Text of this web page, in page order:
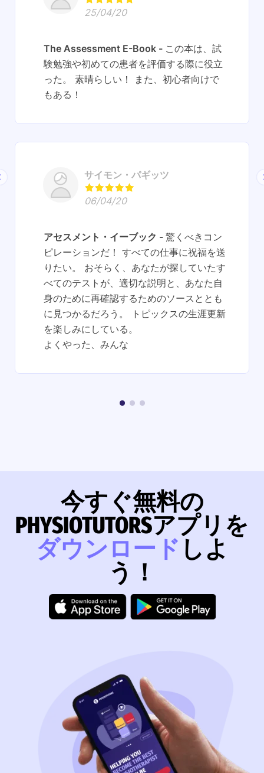
25/04/20
The Assessment E-Book
この本は、試
験勉強や初めての患者を評価する際に役立
った。 素晴らしい！ また、初心者向けで
もある！
サイモン・パギッツ
06/04/20
アセスメント・イーブック
驚くべきコン
ピレーションだ！ すべての仕事に祝福を送
りたい。 おそらく、あなたが探していたす
べてのテストが、適切な説明と、あなた自
身のために再確認するためのソースととも
に見つかるだろう。 トピックスの生涯更新
を楽しみにしている。
よくやった、みんな
今すぐ無料の
PHYSIOTUTORSアプリを
ダウンロード しよ
う！